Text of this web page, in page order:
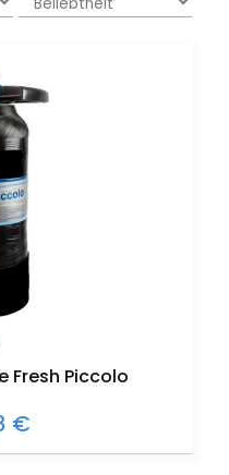
Fresh Piccolo
€